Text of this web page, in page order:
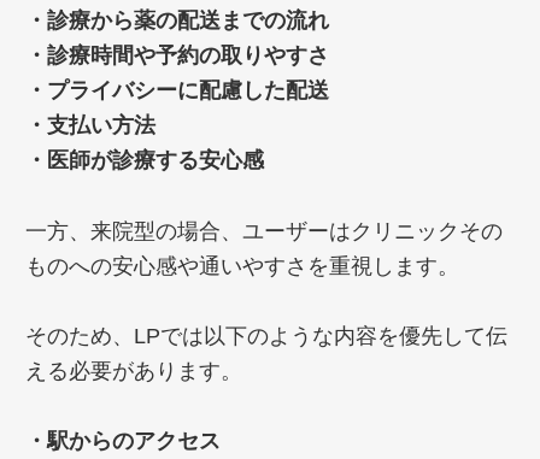
・診療から薬の配送までの流れ
・診療時間や予約の取りやすさ
・プライバシーに配慮した配送
・支払い方法
・医師が診療する安心感
一方、来院型の場合、ユーザーはクリニックその
ものへの安心感や通いやすさを重視します。
そのため、LPでは以下のような内容を優先して伝
える必要があります。
・駅からのアクセス